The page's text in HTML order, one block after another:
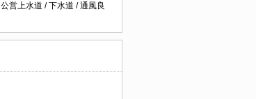
公営上水道 /下水道 /通風良